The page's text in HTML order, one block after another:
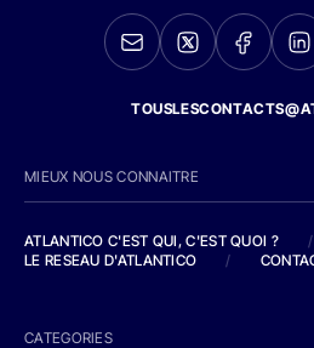
MIEUX NOUS CONNAITRE
ATLANTICO C'EST QUI, C'EST QUOI ?
/
LE RESEAU D'ATLANTICO
/
CATEGORIES